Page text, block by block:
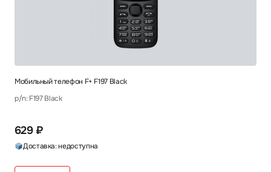
Мобильный телефон F+ F197 Black
p/n: F197 Black
629 ₽
Доставка: недоступна